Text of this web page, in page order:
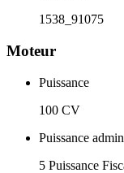
1538_91075
Moteur
Puissance
100 CV
Puissance
5 Puissance